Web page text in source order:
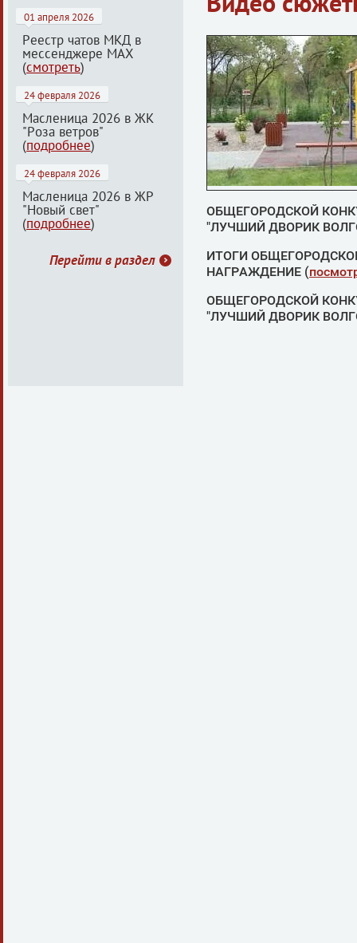
01 апреля 2026
Реестр чатов МКД в
мессенджере МАХ
(смотреть)
24 февраля 2026
Масленица 2026 в ЖК
"Роза ветров"
(подробнее)
24 февраля 2026
Масленица 2026 в ЖР
"Новый свет"
(подробнее)
Перейти в раздел
ОБЩЕГОРОДСКОЙ
"ЛУЧШИЙ ДВОРИК
ИТОГИ
НАГРАЖДЕНИЕ (
ОБЩЕГОРОДСКОЙ
"ЛУЧШИЙ ДВОРИК